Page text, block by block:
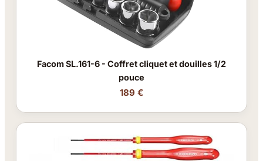
Facom SL.161-6 - Coffret cliquet et douilles 1/2
pouce
189 €